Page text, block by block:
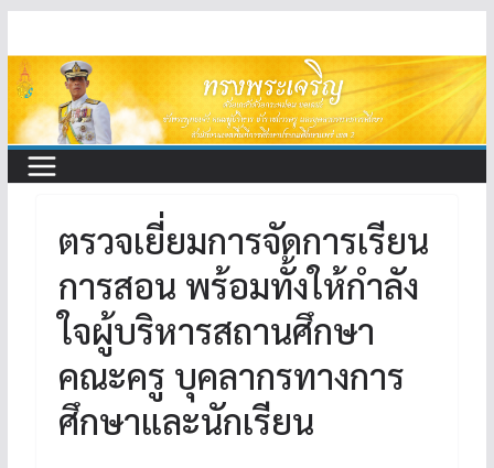
to
content
ตรวจเยี่ยมการจัดการเรียน
การสอน พร้อมทั้งให้กำลัง
ใจผู้บริหารสถานศึกษา
คณะครู บุคลากรทางการ
ศึกษาและนักเรียน